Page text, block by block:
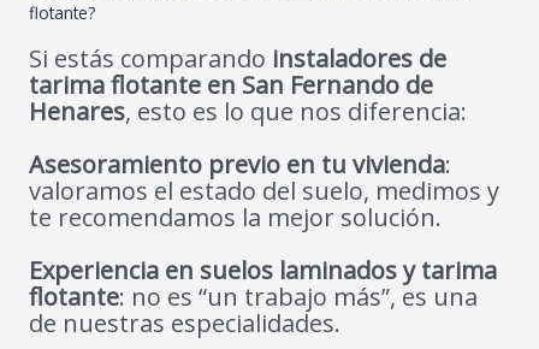
flotante?
Si estás comparando instaladores de
tarima flotante en San Fernando de
Henares, esto es lo que nos diferencia:
Asesoramiento previo en tu vivienda:
valoramos el estado del suelo, medimos y
te recomendamos la mejor solución.
Experiencia en suelos laminados y tarima
flotante: no es “un trabajo más”, es una
de nuestras especialidades.